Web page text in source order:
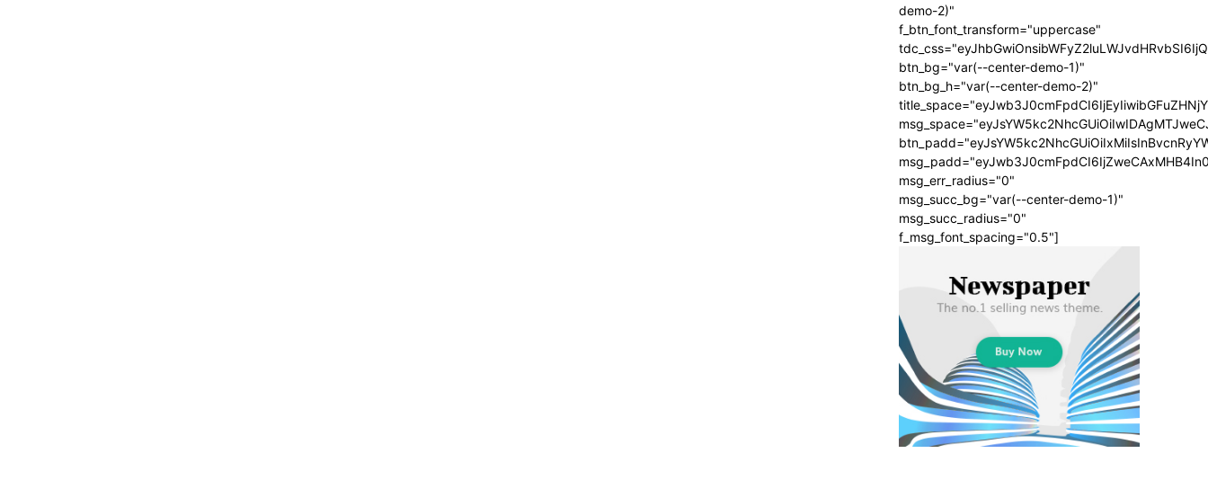
demo-2)"
f_btn_font_transform="uppercase"
btn_bg="var(--center-demo-1)"
btn_bg_h="var(--center-demo-2)"
msg_err_radius="0"
msg_succ_bg="var(--center-demo-1)"
msg_succ_radius="0"
f_msg_font_spacing="0.5"]